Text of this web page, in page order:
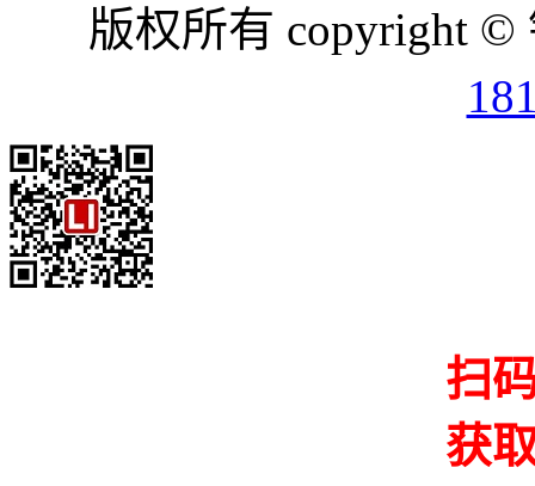
版权所有 copyright
扫
获